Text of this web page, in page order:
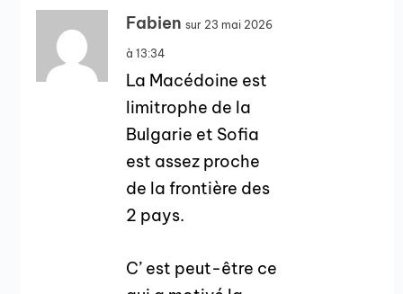
Fabien sur 23 mai 2026
à 13:34
La Macédoine est
limitrophe de la
Bulgarie et Sofia
est assez proche
de la frontière des
2 pays.
C’ est peut-être ce